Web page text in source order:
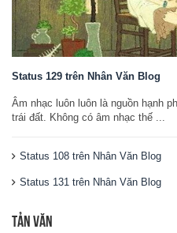
Status 129 trên Nhân Văn Blog
Âm nhạc luôn luôn là nguồn hạnh
trái đất. Không có âm nhạc thế ...
Status 108 trên Nhân Văn Blog
Status 131 trên Nhân Văn Blog
TẢN VĂN